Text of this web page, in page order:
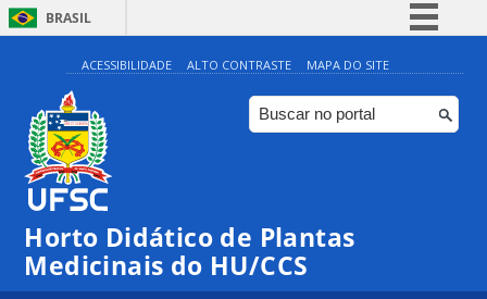
BRASIL
Simplifique!
Comunica BR
Participe
Canais
ACESSIBILIDADE ALTO CONTRASTE MAPA DO SITE
Horto Didático de Plantas
Medicinais do HU/CCS